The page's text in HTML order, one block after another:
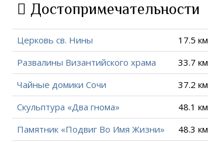
Достопримечательности
Церковь св. Нины 17.5 км
Развалины Византийского храма
33.7 км
Чайные домики Сочи
37.2 км
Скульптура «Два гнома»
48.1 км
Памятник «Подвиг Во Имя Жизни»
48.3 км